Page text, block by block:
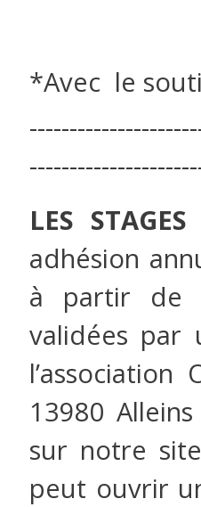
*Avec le
LES
adhésion
à partir de
validées par
13980
sur notre
peut ouvrir